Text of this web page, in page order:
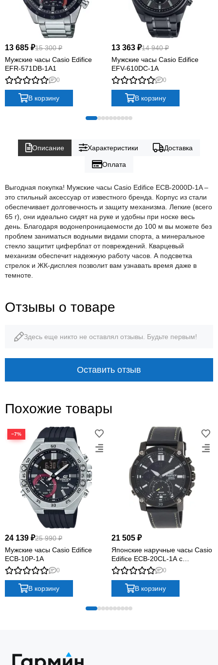
13 685 ₽15 300 ₽
Мужские часы Casio Edifice
EFR-571DB-1A1
0
В корзину
13 363 ₽14 940 ₽
Мужские часы Casio Edifice
EFV-610DC-1A
0
В корзину
Описание Характеристики Доставка
Оплата
Выгодная покупка! Мужские часы Casio Edifice ECB-2000D-1A –
это стильный аксессуар от известного бренда. Корпус из стали
обеспечивает долговечность и защиту механизма. Легкие (всего
65 г), они идеально сидят на руке и удобны при носке весь
день. Благодаря водонепроницаемости до 100 м вы можете без
проблем заниматься водными видами спорта, а минеральное
стекло защитит циферблат от повреждений. Кварцевый
механизм обеспечит надежную работу часов. А подсветка
стрелок и ЖК-дисплея позволит вам узнавать время даже в
темноте.
Отзывы о товаре
Здесь еще никто не оставлял отзывы. Будьте первым!
Оставить отзыв
Похожие товары
−7%
24 139 ₽25 990 ₽
Мужские часы Casio Edifice
ECB-10P-1A
0
В корзину
21 505 ₽
Японские наручные часы Casio
Edifice ECB-20CL-1A с
хронографом
0
В корзину